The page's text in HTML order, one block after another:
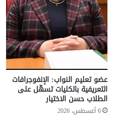
عضو تعليم النواب: الإنفوجرافات
التعريفية بالكليات تسهّل على
الطلاب حسن الاختيار
6 أغسطس، 2026